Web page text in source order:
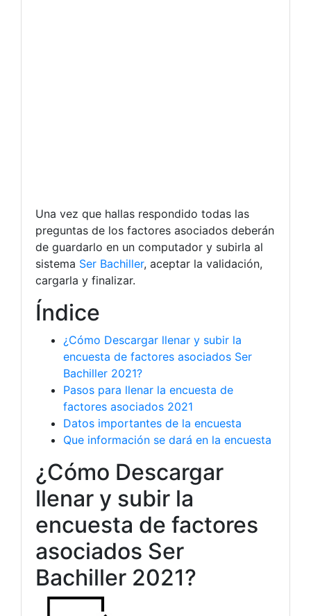
Una vez que hallas respondido todas las
preguntas de los factores asociados deberán
de guardarlo en un computador y subirla al
sistema Ser Bachiller, aceptar la validación,
cargarla y finalizar.
Índice
¿Cómo Descargar llenar y subir la
encuesta de factores asociados Ser
Bachiller 2021?
Pasos para llenar la encuesta de
factores asociados 2021
Datos importantes de la encuesta
Que información se dará en la encuesta
¿Cómo Descargar
llenar y subir la
encuesta de factores
asociados Ser
Bachiller 2021?